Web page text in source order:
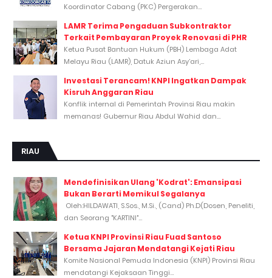
Koordinator Cabang (PKC) Pergerakan...
LAMR Terima Pengaduan Subkontraktor
Terkait Pembayaran Proyek Renovasi di PHR
Ketua Pusat Bantuan Hukum (PBH) Lembaga Adat
Melayu Riau (LAMR), Datuk Aziun Asy’ari,...
Investasi Terancam! KNPI Ingatkan Dampak
Kisruh Anggaran Riau
Konflik internal di Pemerintah Provinsi Riau makin
memanas! Gubernur Riau Abdul Wahid dan...
RIAU
Mendefinisikan Ulang 'Kodrat': Emansipasi
Bukan Berarti Memikul Segalanya
Oleh:HILDAWATI, S.Sos., M.Si., (Cand) Ph.D(Dosen, Peneliti,
dan Seorang "KARTINI"...
Ketua KNPI Provinsi Riau Fuad Santoso
Bersama Jajaran Mendatangi Kejati Riau
Komite Nasional Pemuda Indonesia (KNPI) Provinsi Riau
mendatangi Kejaksaan Tinggi...